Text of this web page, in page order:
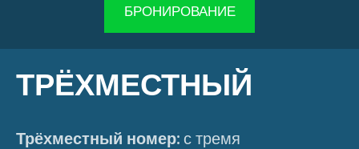
​БРОНИРОВАНИЕ​
ТРЁХМЕСТНЫЙ
Трёхместный номер: с тремя